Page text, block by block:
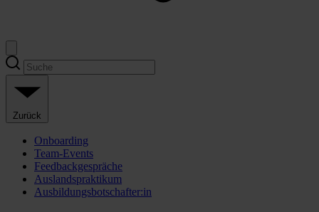
Zurück
Onboarding
Team-Events
Feedbackgespräche
Auslandspraktikum
Ausbildungsbotschafter:in